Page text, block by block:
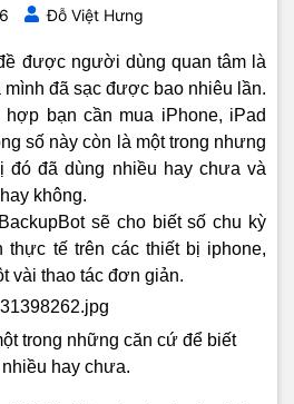
Đỗ Việt Hưng
được người dùng quan tâm là
đã sạc được bao nhiêu lần.
bạn cần mua iPhone, iPad
số này còn là một trong nhưng
đó đã dùng nhiều hay chưa và
không.
sẽ cho biết số chu kỳ
thực tế trên các thiết bị iphone,
vài thao tác đơn giản.
trong những căn cứ để biết
hay chưa.